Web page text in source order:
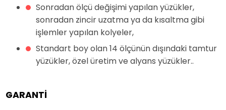
Sonradan ölçü değişimi yapılan yüzükler,
sonradan zincir uzatma ya da kısaltma gibi
işlemler yapılan kolyeler,
Standart boy olan 14 ölçünün dışındaki tamtur
yüzükler, özel üretim ve alyans yüzükler..
GARANTİ